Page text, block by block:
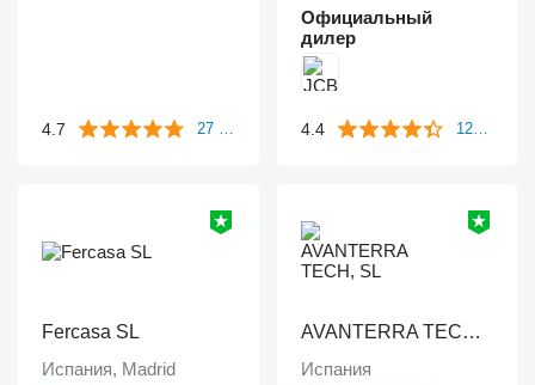
4.7 27 отзывов
Официальный
дилер
4.4 125 отзывов
Fercasa SL
Испания, Madrid
AVANTERRA TECH, SL
Испания